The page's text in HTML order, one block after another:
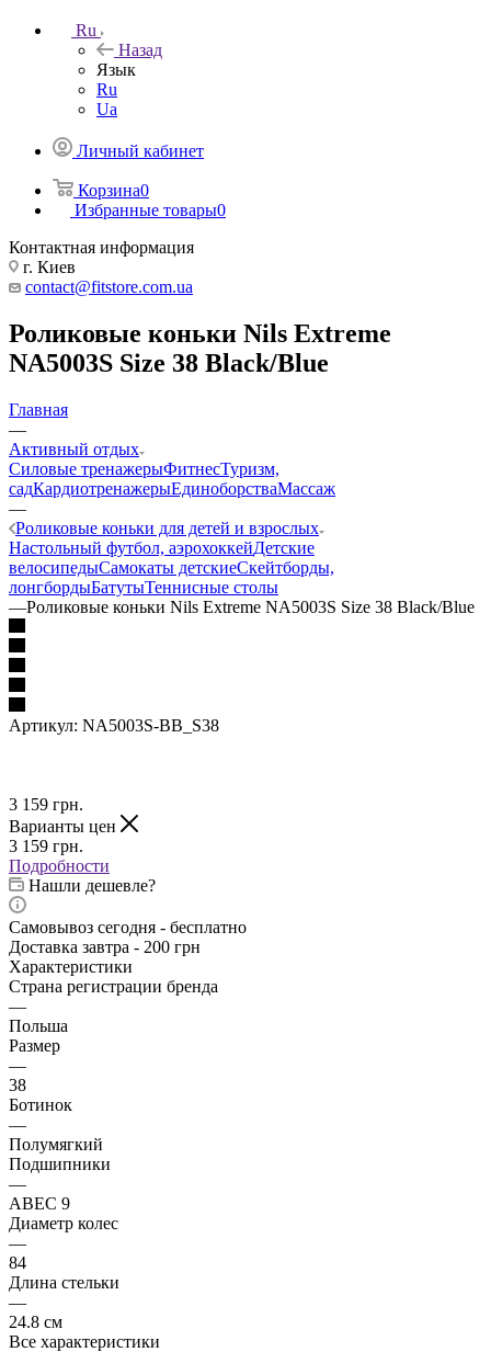
Ru
Назад
Язык
Ru
Ua
Личный кабинет
Корзина0
Избранные товары0
Контактная информация
г. Киев
contact@fitstore.com.ua
Роликовые коньки Nils Extreme
NA5003S Size 38 Black/Blue
Главная
—
Активный отдых
Силовые тренажерыФитнесТуризм,
садКардиотренажерыЕдиноборстваМассаж
—
Роликовые коньки для детей и взрослых
Настольный футбол, аэрохоккейДетские
велосипедыСамокаты детскиеСкейтборды,
лонгбордыБатутыТеннисные столы
—Роликовые коньки Nils Extreme NA5003S Size 38 Black/Blue
Артикул: NA5003S-BB_S38
3 159 грн.
Варианты цен
3 159 грн.
Подробности
Нашли дешевле?
Самовывоз сегодня - бесплатно
Доставка завтра - 200 грн
Характеристики
Страна регистрации бренда
—
Польша
Размер
—
38
Ботинок
—
Полумягкий
Подшипники
—
ABEC 9
Диаметр колес
—
84
Длина стельки
—
24.8 см
Все характеристики